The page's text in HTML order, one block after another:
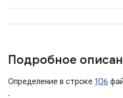
Подробное
Определение в строке 106
.